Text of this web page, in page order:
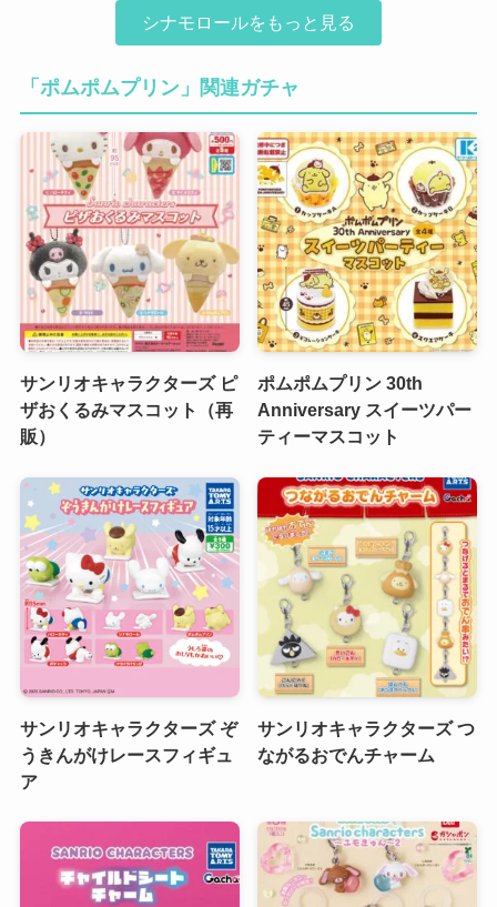
シナモロールをもっと見る
「ポムポムプリン」関連ガチャ
サンリオキャラクターズ ピ
ザおくるみマスコット（再
販）
ポムポムプリン 30th
Anniversary スイーツパー
ティーマスコット
サンリオキャラクターズ ぞ
うきんがけレースフィギュ
ア
サンリオキャラクターズ つ
ながるおでんチャーム